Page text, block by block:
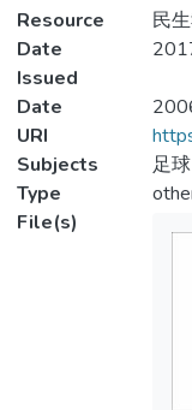
Resource
民
Date
Issued
Date
URI
Subjects
足球
Type
File(s)